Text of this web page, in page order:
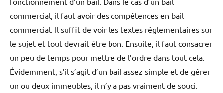
commercial, il faut avoir des compétences en bail
commercial. Il suffit de voir les textes réglementaires sur
le sujet et tout devrait être bon. Ensuite, il faut consacrer
un peu de temps pour mettre de l’ordre dans tout cela.
Évidemment, s’il s’agit d’un bail assez simple et de gérer
un ou deux immeubles, il n’y a pas vraiment de souci.